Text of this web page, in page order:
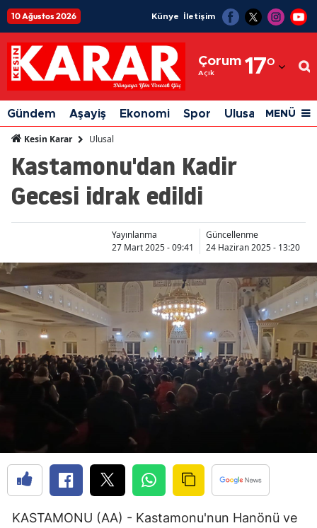
10 Ağustos 2026 Künye İletişim
Çorum
Açık 17°
Adıyaman
Afyonkarahisar
Ağrı
Amasya
Artvin
Aydın
Balıkesir
Bilecik
Bingöl
Bitlis
Bursa
Gündem Aşayiş Ekonomi Spor Ulusal Siyaset
MENÜ
Kesin Karar Ulusal
Kastamonu'dan Kadir
Gecesi idrak edildi
Yayınlanma
27 Mart 2025 - 09:41
Güncellenme
24 Haziran 2025 - 13:20
KASTAMONU (AA) - Kastamonu'nun Hanönü ve